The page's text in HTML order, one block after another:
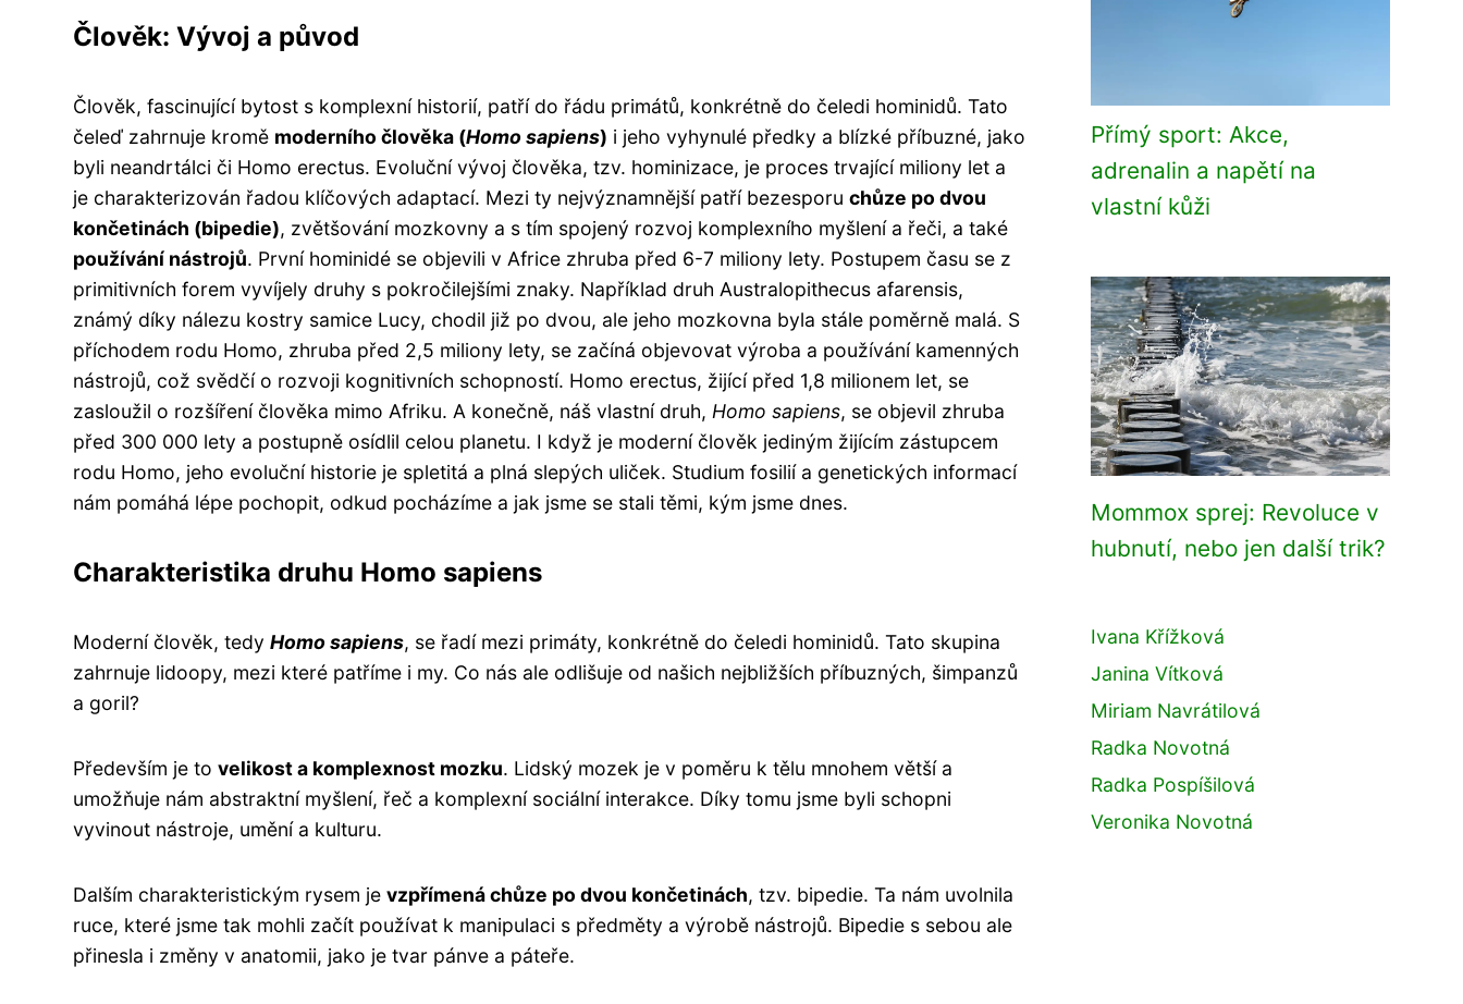
Člověk: Vývoj a původ
Člověk, fascinující bytost s komplexní historií, patří do řádu primátů, konkrétně do čeledi hominidů. Tato
čeleď zahrnuje kromě moderního člověka (Homo sapiens) i jeho vyhynulé předky a blízké příbuzné, jako
byli neandrtálci či Homo erectus. Evoluční vývoj člověka, tzv. hominizace, je proces trvající miliony let a
je charakterizován řadou klíčových adaptací. Mezi ty nejvýznamnější patří bezesporu chůze po dvou
končetinách (bipedie), zvětšování mozkovny a s tím spojený rozvoj komplexního myšlení a řeči, a také
používání nástrojů. První hominidé se objevili v Africe zhruba před 6-7 miliony lety. Postupem času se z
primitivních forem vyvíjely druhy s pokročilejšími znaky. Například druh Australopithecus afarensis,
známý díky nálezu kostry samice Lucy, chodil již po dvou, ale jeho mozkovna byla stále poměrně malá. S
příchodem rodu Homo, zhruba před 2,5 miliony lety, se začíná objevovat výroba a používání kamenných
nástrojů, což svědčí o rozvoji kognitivních schopností. Homo erectus, žijící před 1,8 milionem let, se
zasloužil o rozšíření člověka mimo Afriku. A konečně, náš vlastní druh, Homo sapiens, se objevil zhruba
před 300 000 lety a postupně osídlil celou planetu. I když je moderní člověk jediným žijícím zástupcem
rodu Homo, jeho evoluční historie je spletitá a plná slepých uliček. Studium fosilií a genetických informací
nám pomáhá lépe pochopit, odkud pocházíme a jak jsme se stali těmi, kým jsme dnes.
Charakteristika druhu Homo sapiens
Moderní člověk, tedy Homo sapiens, se řadí mezi primáty, konkrétně do čeledi hominidů. Tato skupina
zahrnuje lidoopy, mezi které patříme i my. Co nás ale odlišuje od našich nejbližších příbuzných, šimpanzů
a goril?
Především je to velikost a komplexnost mozku. Lidský mozek je v poměru k tělu mnohem větší a
umožňuje nám abstraktní myšlení, řeč a komplexní sociální interakce. Díky tomu jsme byli schopni
vyvinout nástroje, umění a kulturu.
Dalším charakteristickým rysem je vzpřímená chůze po dvou končetinách, tzv. bipedie. Ta nám uvolnila
ruce, které jsme tak mohli začít používat k manipulaci s předměty a výrobě nástrojů. Bipedie s sebou ale
přinesla i změny v anatomii, jako je tvar pánve a páteře.
Přímý sport: Akce,
adrenalin a napětí na
vlastní kůži
Mommox sprej: Revoluce v
hubnutí, nebo jen další trik?
Ivana Křížková
Janina Vítková
Miriam Navrátilová
Radka Novotná
Radka Pospíšilová
Veronika Novotná